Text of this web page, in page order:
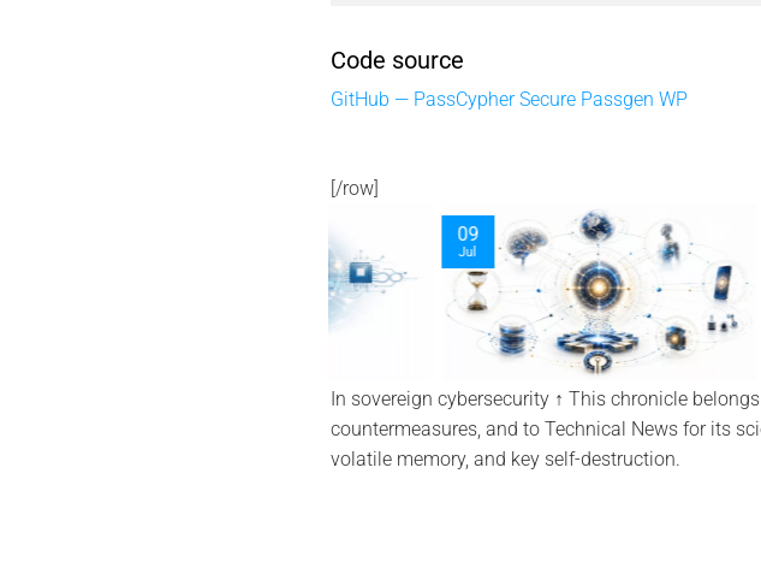
Code source
GitHub — PassCypher Secure Passgen WP
[/row]
Aug
03
Oct
In sovereign cybersecurity ↑ This chronicle
countermeasures, and to Technical News for its
volatile memory, and key self-destruction.